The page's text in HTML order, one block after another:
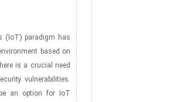
(IoT) paradigm has
based on
is a crucial need
vulnerabilities.
an option for IoT